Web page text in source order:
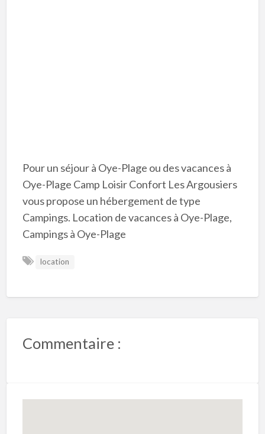
Pour un séjour à Oye-Plage ou des vacances à
Oye-Plage Camp Loisir Confort Les Argousiers
vous propose un hébergement de type
Campings. Location de vacances à Oye-Plage,
Campings à Oye-Plage
location
Commentaire :